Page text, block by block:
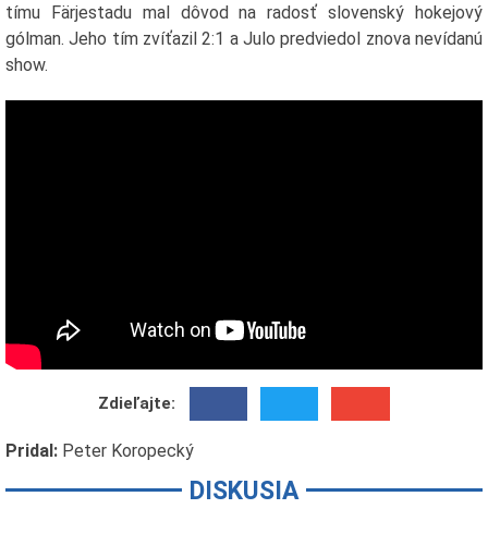
tímu Färjestadu mal dôvod na radosť slovenský hokejový
gólman. Jeho tím zvíťazil 2:1 a Julo predviedol znova nevídanú
show.
Zdieľajte:
Pridal: Peter Koropecký
DISKUSIA